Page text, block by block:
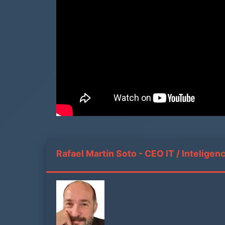
Rafael Martín Soto - CEO IT /